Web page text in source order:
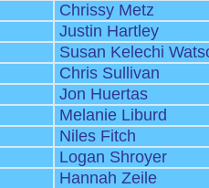
Chrissy Metz
Justin Hartley
Susan Kelechi
Chris Sullivan
Jon Huertas
Melanie Liburd
Niles Fitch
Logan Shroyer
Hannah Zeile